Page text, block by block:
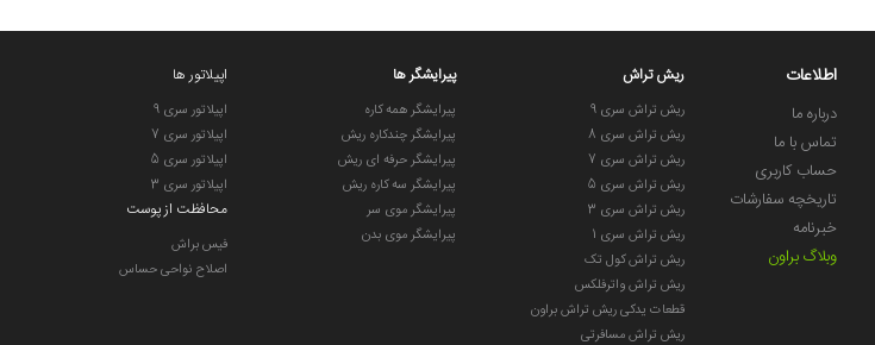
اطلاعات
درباره ما
تماس با ما
حساب کاربری
تاریخچه سفارشات
خبرنامه
وبلاگ براون
ریش تراش
ریش تراش سری 9
ریش تراش سری 8
ریش تراش سری 7
ریش تراش سری 5
ریش تراش سری 3
ریش تراش سری 1
ریش تراش کول تک
ریش تراش واترفلکس
قطعات یدکی ریش تراش براون
ریش تراش مسافرتی
پیرایشگر ها
پیرایشگر همه کاره
پیرایشگر چندکاره ریش
پیرایشگر حرفه ای ریش
پیرایشگر سه کاره ریش
پیرایشگر موی سر
پیرایشگر موی بدن
اپیلاتور ها
اپیلاتور سری 9
اپیلاتور سری 7
اپیلاتور سری 5
اپیلاتور سری 3
محافظت از پوست
فیس براش
اصلاح نواحی حساس